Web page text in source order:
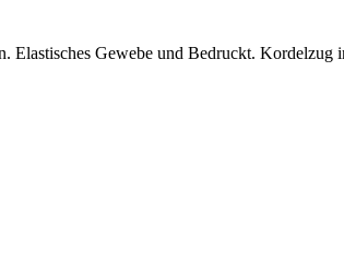
Gewebe und Bedruckt. Kordelzug